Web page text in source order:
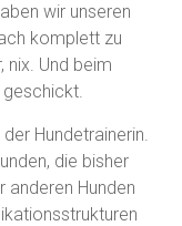
wir unseren
komplett zu
nix. Und beim
geschickt.
Hundetrainerin.
die bisher
anderen Hunden